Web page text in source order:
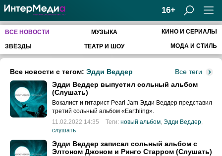
ВСЕ НОВОСТИ МУЗЫКА КИНО И СЕРИАЛЫ
ЗВЁЗДЫ ТЕАТР И ШОУ МОДА И СТИЛЬ
Все теги
Все новости с тегом: Эдди Веддер
Эдди Веддер выпустил сольный альбом
(Слушать)
Вокалист и гитарист Pearl Jam Эдди Веддер представил
третий сольный альбом «Earthling».
11.02.2022 14:35
Теги: новый альбом Эдди Веддер
слушать
Эдди Веддер записал сольный альбом с
Элтоном Джоном и Ринго Старром (Слушать)
16+